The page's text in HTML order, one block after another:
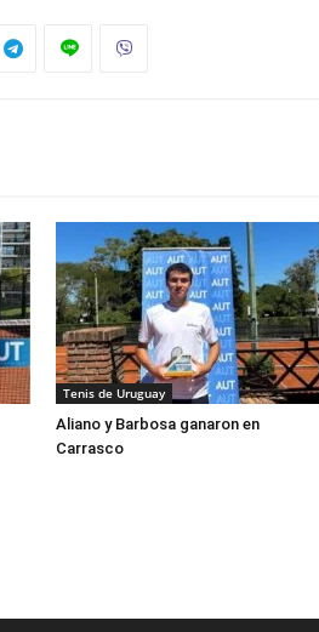
Tenis de Uruguay
Aliano y Barbosa ganaron en
Carrasco